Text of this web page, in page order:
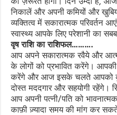
निकालें और अपनी कमियों और
व्यक्तित्व में सकारात्मक परिवर्तन
स्वास्थ्य आपके लिए परेशानी का
वृष राशि का राशिफल……….
आप अपने सकारात्मक रवैये और
के लोगों को प्रभावित करेंगे।
करेंगे और आज इसके चलते आपको कुछ
दोस्त मददगार और सहयोगी रहेंगे।
आप अपनी पत्नी/पति को
काफ़ी ज़्यादा समय की मांग कर